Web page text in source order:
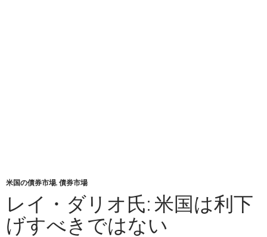
米国の債券市場, 債券市場
レイ・ダリオ氏: 米国は利下
げすべきではない